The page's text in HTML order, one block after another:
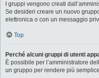
I gruppi vengono creati
Se desideri creare un nuovo
elettronica o con un messaggio
Top
Perché alcuni gruppi di utenti
È possibile per l’amministratore
un gruppo per rendere più